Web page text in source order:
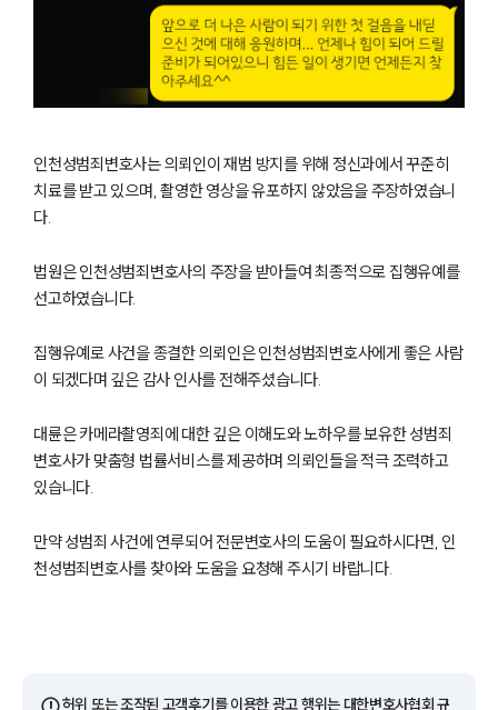
팀소개
대륜의 강점
AI대륜
인천성범죄변호사는 의뢰인이 재범 방지를 위해 정신과에서 꾸준히
치료를 받고 있으며, 촬영한 영상을 유포하지 않았음을 주장하였습니
다.
법원은 인천성범죄변호사의 주장을 받아들여 최종적으로 집행유예를
선고하였습니다.
집행유예로 사건을 종결한 의뢰인은 인천성범죄변호사에게 좋은 사람
이 되겠다며 깊은 감사 인사를 전해주셨습니다.
대륜은 카메라촬영죄에 대한 깊은 이해도와 노하우를 보유한 성범죄
변호사가 맞춤형 법률서비스를 제공하며 의뢰인들을 적극 조력하고
있습니다.
만약 성범죄 사건에 연루되어 전문변호사의 도움이 필요하시다면, 인
천성범죄변호사를 찾아와 도움을 요청해 주시기 바랍니다.
허위 또는 조작된 고객후기를 이용한 광고 행위는 대한변호사협회 규